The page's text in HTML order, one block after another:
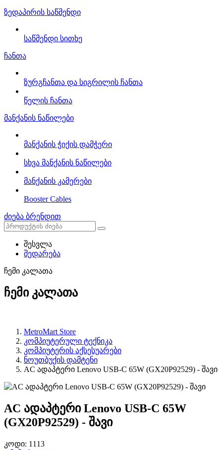
ზედაპირის საწმენდი
საწმენდი სითხე
ჩანთა
ზურგჩანთა და სიგრილის ჩანთა
წელის ჩანთა
მანქანის ნაწილები
მანქანის ჭიქის დამჭერი
სხვა მანქანის ნაწილები
მანქანის კამერები
Booster Cables
ძიება ბრენდით
შესვლა
შედარება
ჩემი კალათა
ჩემი კალათა
MetroMart Store
კომპიუტერული ტექნიკა
კომპიუტერის აქსესუარები
ნოუთბუქის დამტენი
AC ადაპტერი Lenovo USB-C 65W (GX20P92529) - შავი
AC ადაპტერი Lenovo USB-C 65W
(GX20P92529) - შავი
კოდი: 1113